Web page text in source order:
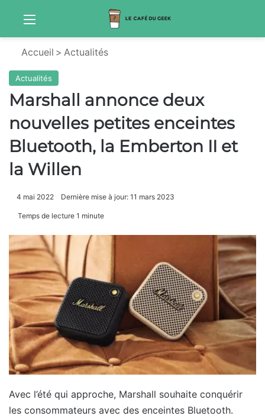
Menu
Accueil > Actualités
Actualités
Marshall annonce deux
nouvelles petites enceintes
Bluetooth, la Emberton II et
la Willen
4 mai 2022 Dernière mise à jour: 11 mars 2023
Temps de lecture 1 minute
Avec l’été qui approche, Marshall souhaite conquérir
les consommateurs avec des enceintes Bluetooth.